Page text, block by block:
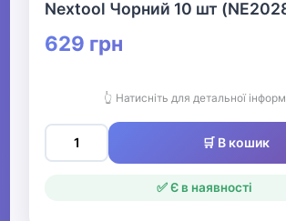
Nextool Чорний 10 шт
629 грн
👆 Натисніть для детальної
🛒 В кошик
✅ Є в наявності